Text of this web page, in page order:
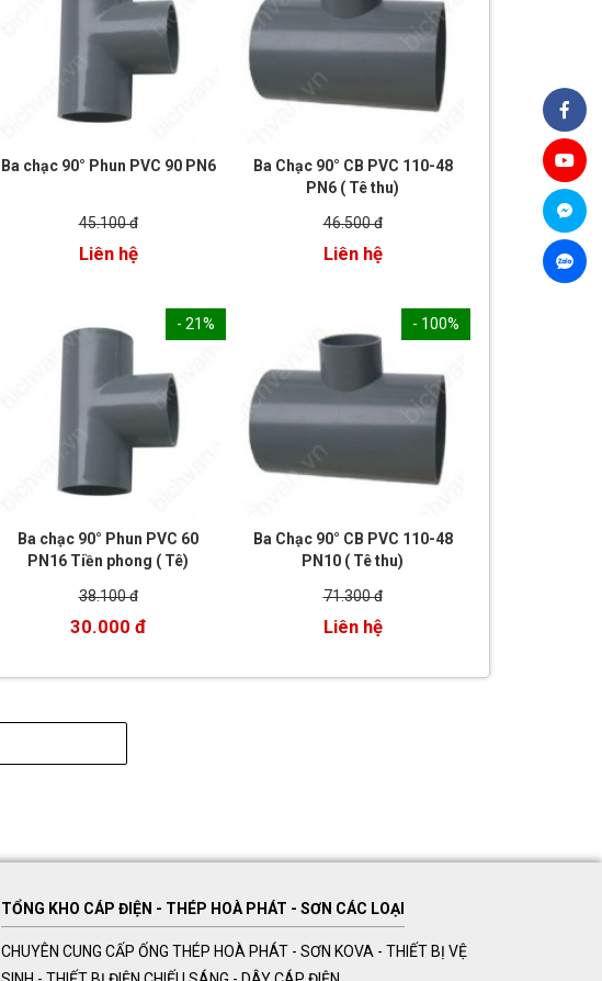
Ba chạc 90° Phun PVC 90 PN6
45.100 đ
Liên hệ
Ba Chạc 90° CB PVC 110-48
PN6 ( Tê thu)
46.500 đ
Liên hệ
- 21%
Ba chạc 90° Phun PVC 60
PN16 Tiền phong ( Tê)
38.100 đ
30.000 đ
- 100%
Ba Chạc 90° CB PVC 110-48
PN10 ( Tê thu)
71.300 đ
Liên hệ
TỔNG KHO CÁP ĐIỆN - THÉP HOÀ PHÁT - SƠN CÁC LOẠI
CHUYÊN CUNG CẤP ỐNG THÉP HOÀ PHÁT - SƠN KOVA - THIẾT BỊ VỆ